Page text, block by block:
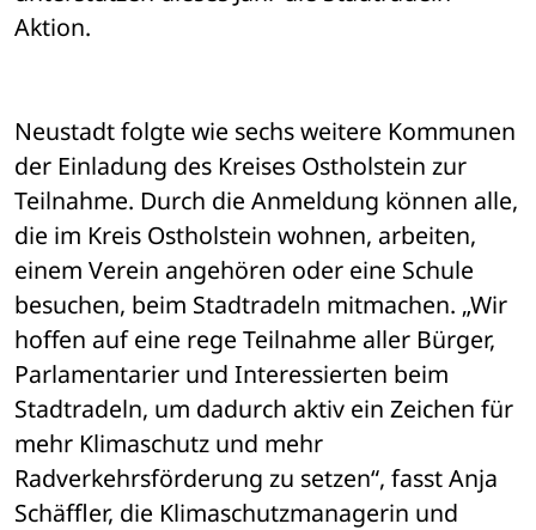
Aktion.
Neustadt folgte wie sechs weitere Kommunen
der Einladung des Kreises Ostholstein zur
Teilnahme. Durch die Anmeldung können alle,
die im Kreis Ostholstein wohnen, arbeiten,
einem Verein angehören oder eine Schule
besuchen, beim Stadtradeln mitmachen. „Wir
hoffen auf eine rege Teilnahme aller Bürger,
Parlamentarier und Interessierten beim
Stadtradeln, um dadurch aktiv ein Zeichen für
mehr Klimaschutz und mehr
Radverkehrsförderung zu setzen“, fasst Anja
Schäffler, die Klimaschutzmanagerin und